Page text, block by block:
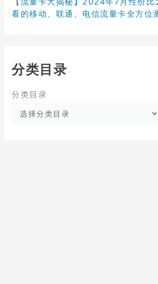
看的移动、联通、电信流量卡全方位
分类目录
分类目录